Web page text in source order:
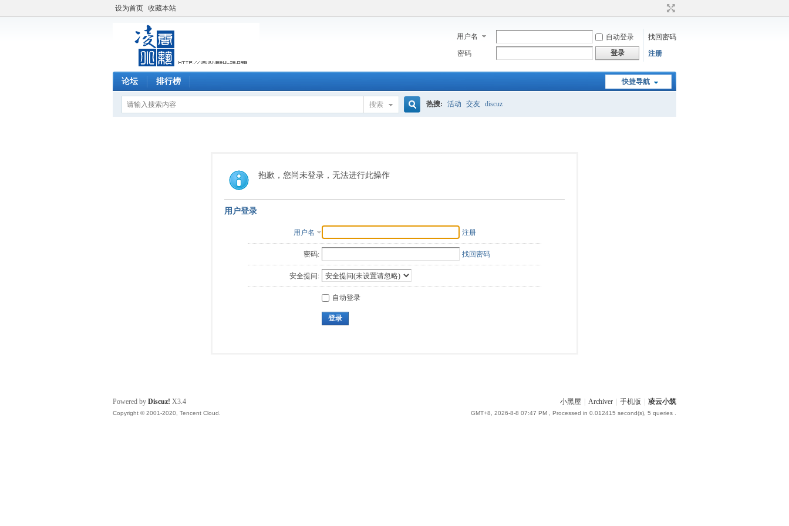
设为首页 收藏本站
用户名 自动登录
找回密码
密码
登录 注册
快捷导航
论坛 排行榜
搜索 热搜: 活动 交友 discuz
抱歉，您尚未登录，无法进行此操作
用户登录
用户名 注册
密码: 找回密码
安全提问:
自动登录
登录
小黑屋 Archiver 手机版 凌云小筑
GMT+8, 2026-8-8 07:47 PM , Processed in 0.012415 second(s), 5 queries .
Powered by Discuz! X3.4
Copyright © 2001-2020, Tencent Cloud.